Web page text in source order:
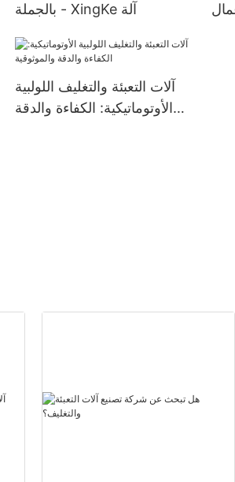
بالجملة - XingKe آلة
آلات التعبئة والتغليف اللولبية
الأوتوماتيكية: الكفاءة والدقة